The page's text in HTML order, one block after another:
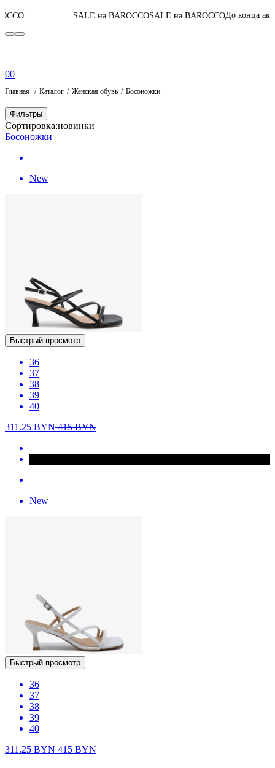
SALE на BAROCCO SALE на BAROCCO До конца акции03:09:54:
00
Главная Каталог Женская обувь Босоножки
Фильтры
Сортировка:новинки
Босоножки
New
Быстрый просмотр
36
37
38
39
40
311.25 BYN415BYN
New
Быстрый просмотр
36
37
38
39
40
311.25 BYN415BYN